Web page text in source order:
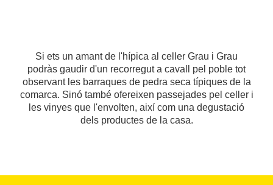
Si ets un amant de l'hípica al celler Grau i Grau
podràs gaudir d'un recorregut a cavall pel poble tot
observant les barraques de pedra seca típiques de la
comarca. Sinó també ofereixen passejades pel celler i
les vinyes que l'envolten, així com una degustació
dels productes de la casa.